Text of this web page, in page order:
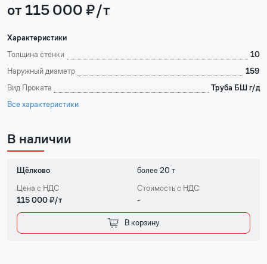
от 115 000 ₽/т
Характеристики
Толщина стенки
10
Наружный диаметр
159
Вид Проката
Труба БШ г/д
Все характеристики
В наличии
Щёлково
более 20 т
Цена с НДС
115 000 ₽/т
Стоимость с НДС
-
В корзину